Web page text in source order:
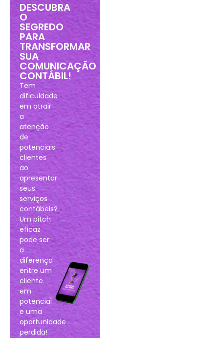
DESCUBRA
O
SEGREDO
PARA
TRANSFORMAR
SUA
COMUNICAÇÃO
CONTÁBIL!
Tem
dificuldade
em atrair
a
atenção
de
potenciais
clientes
ao
apresentar
seus
serviços
contábeis?
Um pitch
eficaz
pode ser
a
diferença
entre um
cliente
em
potencial
e uma
oportunidade
perdida!